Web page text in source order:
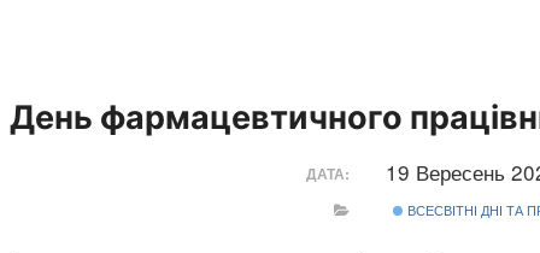
День фармацевтичного
ДАТА: 19 Вересень
ВСЕСВІТНІ ДНІ ТА